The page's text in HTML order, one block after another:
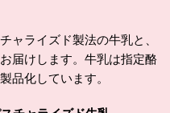
ャライズド製法の牛乳と、
届けします。牛乳は指定酪
品化しています。